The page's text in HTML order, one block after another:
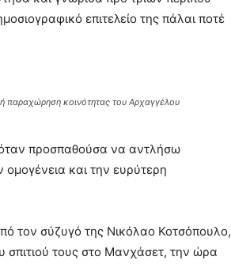
επιτελείο της πάλαι ποτέ
παραχώρηση κοινότητας του Αρχαγγέλου
προσπαθούσα να αντλήσω
και την ευρύτερη
τον σύζυγό της Νικόλαο Κοτσόπουλο,
τους στο Μανχάσετ, την ώρα